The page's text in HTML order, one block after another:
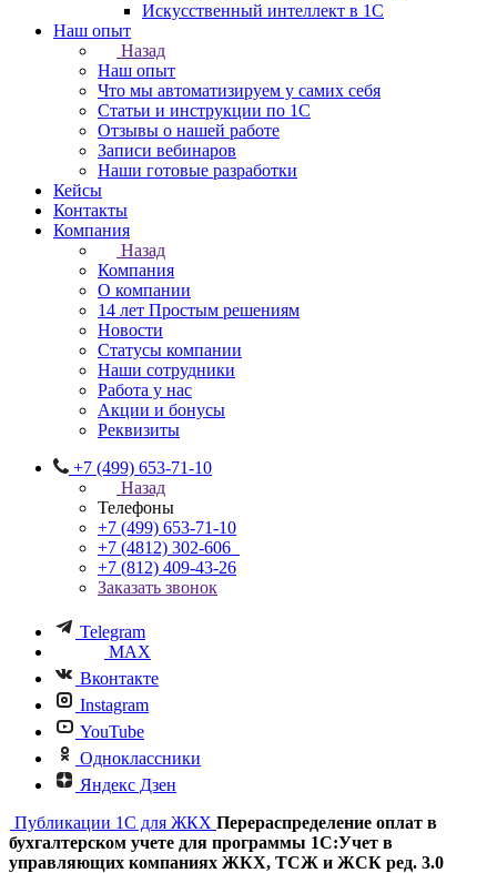
Искусственный интеллект в 1С
Наш опыт
Назад
Наш опыт
Что мы автоматизируем у самих себя
Статьи и инструкции по 1С
Отзывы о нашей работе
Записи вебинаров
Наши готовые разработки
Кейсы
Контакты
Компания
Назад
Компания
О компании
14 лет Простым решениям
Новости
Статусы компании
Наши сотрудники
Работа у нас
Акции и бонусы
Реквизиты
+7 (499) 653-71-10
Назад
Телефоны
+7 (499) 653-71-10
+7 (4812) 302-606
+7 (812) 409-43-26
Заказать звонок
Telegram
MAX
Вконтакте
Instagram
YouTube
Одноклассники
Яндекс Дзен
Публикации 1C для ЖКХ Перераспределение оплат в
бухгалтерском учете для программы 1С:Учет в
управляющих компаниях ЖКХ, ТСЖ и ЖСК ред. 3.0